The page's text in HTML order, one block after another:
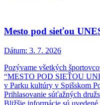
Mesto pod sieťou
Dátum: 3. 7. 2026
Pozývame všetkých
“MESTO POD SIEŤOU
v Parku kultúry v Spišskom
Prihlasovanie súťažných
Bližšie informácie sú uvedené